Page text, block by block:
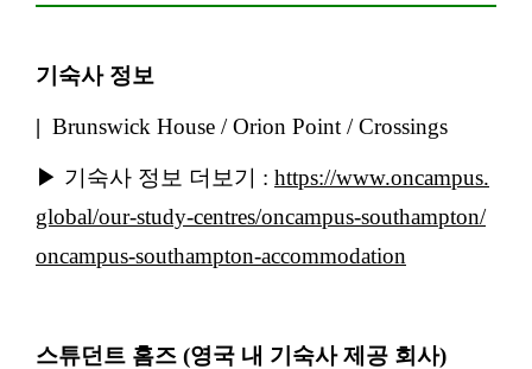
기숙사 정보
| Brunswick House / Orion Point / Crossings
▶ 기숙사 정보 더보기 : https://www.oncampus.
global/our-study-centres/oncampus-southampton/
oncampus-southampton-accommodation
스튜던트 홈즈 (영국 내 기숙사 제공 회사)